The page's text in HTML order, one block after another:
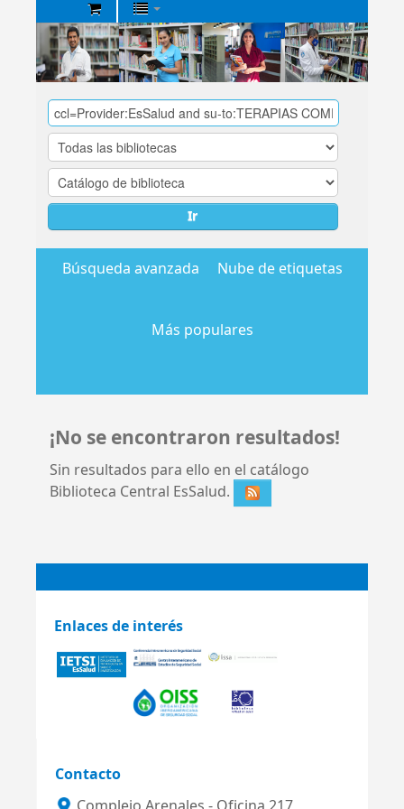
Biblioteca
Central
EsSalud
Ir
Búsqueda avanzada Nube de etiquetas
Más populares
¡No se encontraron resultados!
Sin resultados para ello en el catálogo
Biblioteca Central EsSalud.
Enlaces de interés
Contacto